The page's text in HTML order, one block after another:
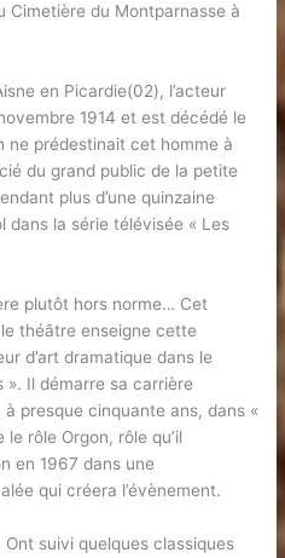
Cimetière du Montparnasse à
en Picardie(02), l’acteur
1914 et est décédé le
ne prédestinait cet homme à
du grand public de la petite
plus d’une quinzaine
dans la série télévisée « Les
plutôt hors norme… Cet
théâtre enseigne cette
d’art dramatique dans le
Il démarre sa carrière
presque cinquante ans, dans «
rôle Orgon, rôle qu’il
en 1967 dans une
qui créera l’évènement.
suivi quelques classiques